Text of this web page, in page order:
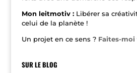
Mon leitmotiv : Libérer sa
celui de la planète !
Un projet en ce sens ? Faites-
SUR LE BLOG